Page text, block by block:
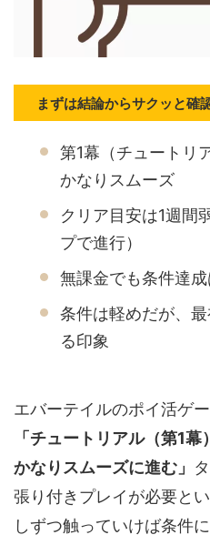
まずは結論からサクッと確
第1幕（チュートリ
かなりスムーズ
クリア目安は1週間
プで進行）
無課金でも条件達
条件は軽めだが、
る印象
エバーテイルのポイ活ゲー
「チュートリアル（第1
かなりスムーズに進む」
張り付きプレイが必要と
しずつ触っていけば条件